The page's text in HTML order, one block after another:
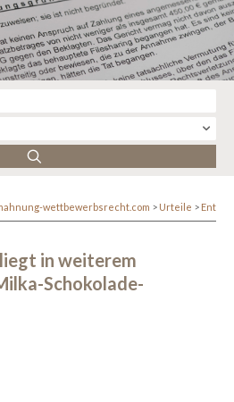
wettbewerbsrecht.com Urteile
in weiterem
Schokolade-